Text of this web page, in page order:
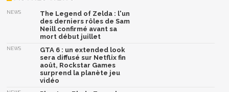
NEWS
The Legend of Zelda : l'un
des derniers rôles de Sam
Neill confirmé avant sa
mort début juillet
NEWS
GTA 6 : un extended look
sera diffusé sur Netflix fin
août, Rockstar Games
surprend la planète jeu
vidéo